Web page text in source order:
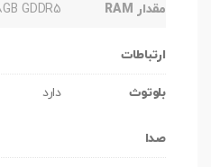
مقدار RAM GDDR5
ارتباطات
بلوتوث دارد
صدا